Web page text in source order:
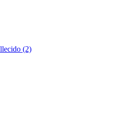
(2)